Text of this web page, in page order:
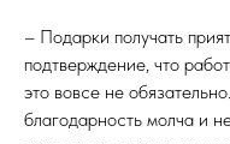
– Подарки получать
подтверждение, что
это вовсе не
благодарность молча и